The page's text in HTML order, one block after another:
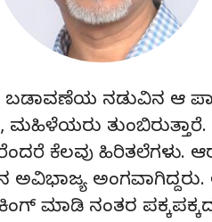
ನಡುವಿನ ಆ
ಮಹಿಳೆಯರು
ಕೆಲವು ಹಿರಿತಲೆಗಳು.
ಅಂಗವಾಗಿದ್ದರು.
ಮಾಡಿ ನಂತರ